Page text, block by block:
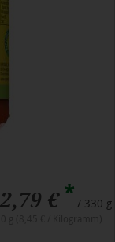
2,79 €* / 330 g